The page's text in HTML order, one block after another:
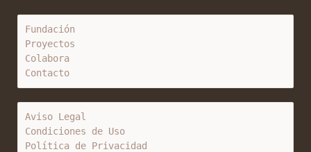
Fundación
Proyectos
Colabora
Contacto
Aviso Legal
Condiciones de Uso
Política de Privacidad